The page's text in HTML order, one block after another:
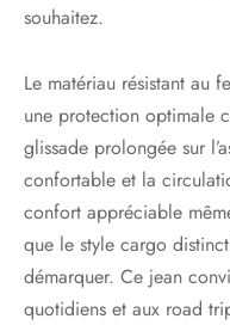
souhaitez.
Le matériau résistant au
une protection optimale
glissade prolongée sur
confortable et la
confort appréciable
que le style cargo
démarquer. Ce jean
quotidiens et aux road